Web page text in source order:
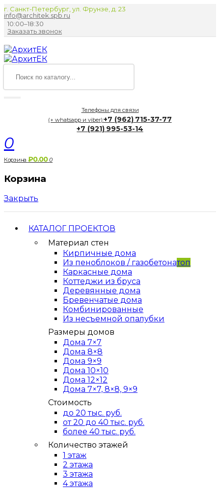
г. Санкт-Петербург, ул. Фрунзе, д. 23
info@architek.spb.ru
10:00–18:30
Заказать звонок
Телефоны для связи
(+ whatsapp и viber):+7 (962) 715-37-77
+7 (921) 995-53-14
0
Корзина ₽0.000
Корзина
Закрыть
КАТАЛОГ ПРОЕКТОВ
Материал стен
Кирпичные дома
Из пеноблоков / газобетонатоп
Каркасные дома
Коттеджи из бруса
Деревянные дома
Бревенчатые дома
Комбинированные
Из несъемной опалубки
Размеры домов
Дома 7×7
Дома 8×8
Дома 9×9
Дома 10×10
Дома 12×12
Дома 7×7, 8×8, 9×9
Стоимость
до 20 тыс. руб.
от 20 до 40 тыс. руб.
более 40 тыс. руб.
Количество этажей
1 этаж
2 этажа
3 этажа
4 этажа